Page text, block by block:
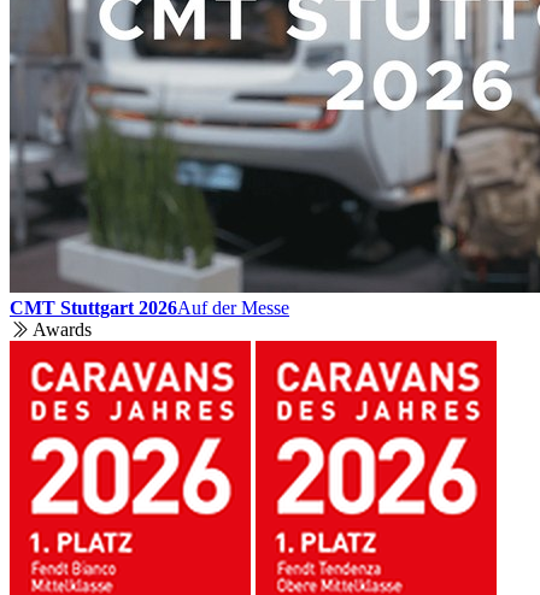
CMT Stuttgart 2026Auf der Messe
Awards